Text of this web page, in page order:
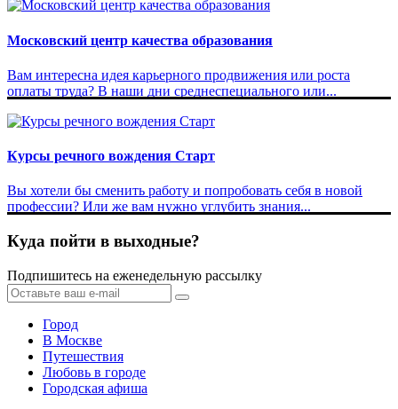
Московский центр качества образования
Вам интересна идея карьерного продвижения или роста
оплаты труда? В наши дни среднеспециального или...
Курсы речного вождения Старт
Вы хотели бы сменить работу и попробовать себя в новой
профессии? Или же вам нужно углубить знания...
Куда пойти в выходные?
Подпишитесь на еженедельную рассылку
Город
В Москве
Путешествия
Любовь в городе
Городская афиша